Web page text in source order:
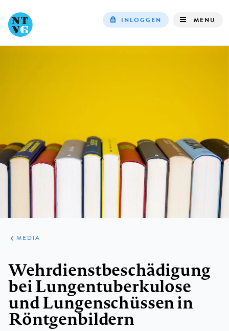
INLOGGEN MENU
ARTIKELEN
VARIA
MEDIA
Wehrdienstbeschädigung
bei Lungentuberkulose
und Lungenschüssen in
Röntgenbildern